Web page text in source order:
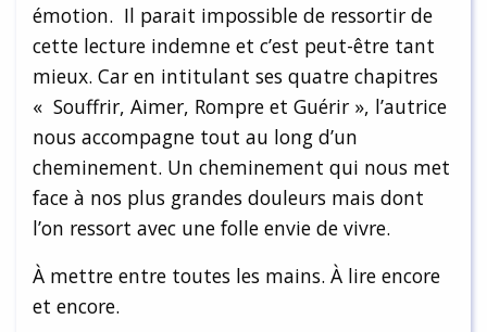
émotion. Il parait impossible de ressortir de
cette lecture indemne et c’est peut-être tant
mieux. Car en intitulant ses quatre chapitres
« Souffrir, Aimer, Rompre et Guérir », l’autrice
nous accompagne tout au long d’un
cheminement. Un cheminement qui nous met
face à nos plus grandes douleurs mais dont
l’on ressort avec une folle envie de vivre.
À mettre entre toutes les mains. À lire encore
et encore.